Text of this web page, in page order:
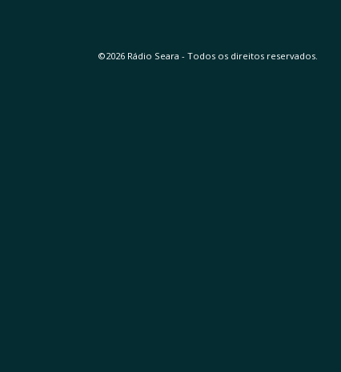
©2026 Rádio Seara - Todos os direitos reservados.